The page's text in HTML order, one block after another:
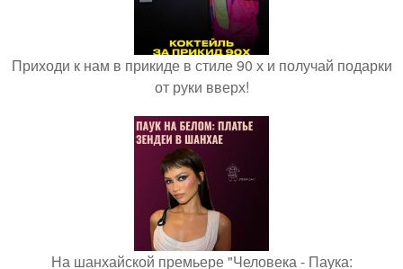
Приходи к нам в прикиде в стиле 90 х и получай подарки
от руки вверх!
На шанхайской премьере "Человека - Паука: